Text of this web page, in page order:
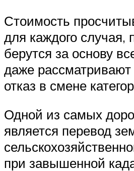
Стоимость
для каждого случая,
берутся за основу
даже
отказ в смене
Одной из самых
является перевод
при завышенной